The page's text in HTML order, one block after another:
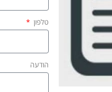
טלפון
הודעה